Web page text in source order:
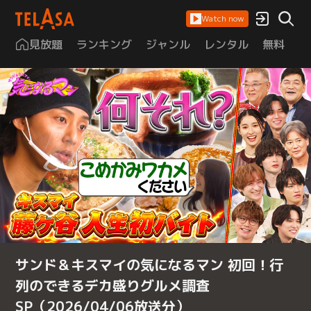
Watch now
見放題 ランキング ジャンル レンタル 無料
サンド＆キスマイの気になるマン 初回！行
列のできるデカ盛りグルメ調査
SP（2026/04/06放送分）